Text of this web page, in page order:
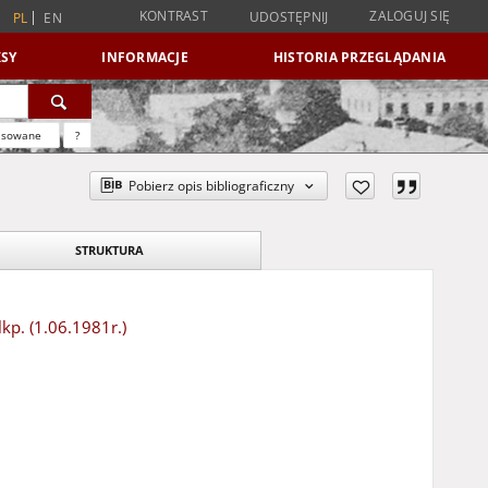
PL EN KONTRAST UDOSTĘPNIJ ZALOGUJ SIĘ
INFORMACJE HISTORIA PRZEGLĄDANIA
?
Pobierz opis bibliograficzny
STRUKTURA
(1.06.1981r.)